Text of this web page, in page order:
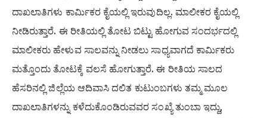
ದಾಖಲಾತಿಗಳು ಕಾರ್ಮಿಕರ ಕೈಯಲ್ಲಿ ಇರುವುದಿಲ್ಲ. ಮಾಲೀಕರ ಕೈಯಲ್ಲಿ
ನೀಡಿರುತ್ತಾರೆ. ಈ ರೀತಿಯಲ್ಲಿ ತೋಟ ಬಿಟ್ಟು ಹೋಗುವ ಸಂದರ್ಭದಲ್ಲಿ
ಮಾಲೀಕರು ಹೇಳುವ ಸಾಲವನ್ನು ನೀಡಲು ಸಾಧ್ಯವಾಗದೆ ಕಾರ್ಮಿಕರು
ಮತ್ತೊಂದು ತೋಟಕ್ಕೆ ವಲಸೆ ಹೋಗುತ್ತಾರೆ. ಈ ರೀತಿಯ ಸಾಲದ
ಹೆಸರಿನಲ್ಲಿ ಜಿಲ್ಲೆಯ ಆದಿವಾಸಿ ದಲಿತ ಕುಟುಂಬಗಳು ತಮ್ಮ ಮೂಲ
ದಾಖಲಾತಿಗಳನ್ನು ಕಳೆದುಕೊಂಡಿರುವವರ ಸಂಖ್ಯೆ ತುಂಬಾ ಇದ್ದು,